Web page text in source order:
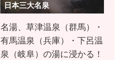
日本三大名泉
名湯、草津温泉（群馬）・
有馬温泉（兵庫）・下呂温
泉（岐阜）の湯に浸かる！